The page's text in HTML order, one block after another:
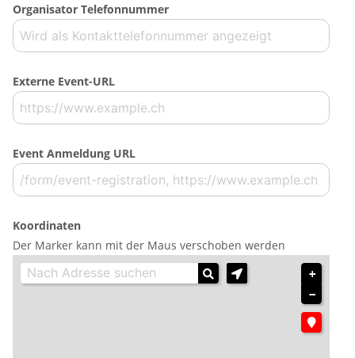
Organisator Telefonnummer
Externe Event-URL
Event Anmeldung URL
Koordinaten
Der Marker kann mit der Maus verschoben werden
+
−